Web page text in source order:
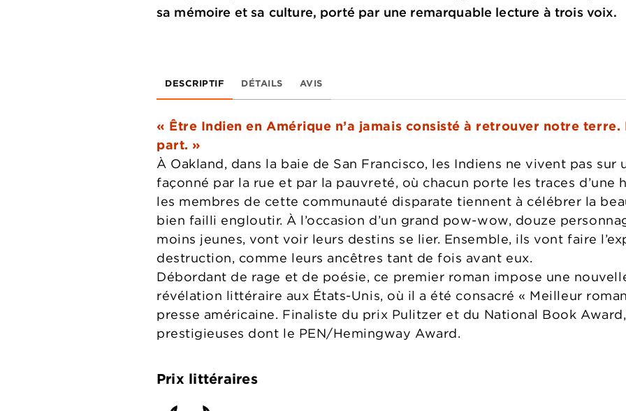
sa mémoire et sa culture, porté par une remarquable lecture à trois voix.
DESCRIPTIF DÉTAILS AVIS
« Être Indien en Amérique n’a jamais consisté à retrouver notre
part. »
À Oakland, dans la baie de San Francisco, les Indiens ne vivent pas sur
façonné par la rue et par la pauvreté, où chacun porte les traces
les membres de cette communauté disparate tiennent à célébrer la
bien failli engloutir. À l’occasion d’un grand pow-wow, douze
moins jeunes, vont voir leurs destins se lier. Ensemble, ils vont faire
destruction, comme leurs ancêtres tant de fois avant eux.
Débordant de rage et de poésie, ce premier roman impose une
révélation littéraire aux États-Unis, où il a été consacré « Meilleur
presse américaine. Finaliste du prix Pulitzer et du National Book
prestigieuses dont le PEN/Hemingway Award.
Prix littéraires